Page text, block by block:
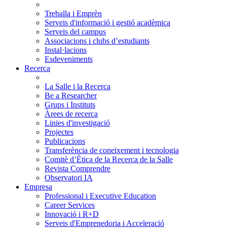
Treballa i Emprèn
Serveis d'informació i gestió acadèmica
Serveis del campus
Associacions i clubs d’estudiants
Instal·lacions
Esdeveniments
Recerca
La Salle i la Recerca
Be a Researcher
Grups i Instituts
Àrees de recerca
Linies d'investigació
Projectes
Publicacions
Transferència de coneixement i tecnologia
Comitè d’Ètica de la Recerca de la Salle
Revista Comprendre
Observatori IA
Empresa
Professional i Executive Education
Career Services
Innovació i R+D
Serveis d'Emprenedoria i Acceleració